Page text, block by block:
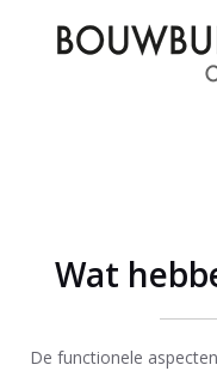
Wat
De functionele